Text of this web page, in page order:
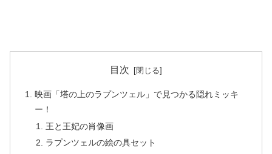
目次
映画「塔の上のラプンツェル」で見つかる隠れミッキ
ー！
王と王妃の肖像画
ラプンツェルの絵の具セット